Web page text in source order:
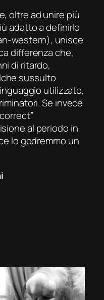
oltre ad unire più
adatto a definirlo
western), unisce
differenza che,
di ritardo,
sussulto
utilizzato,
Se invece
”
al periodo in
lo godremmo un